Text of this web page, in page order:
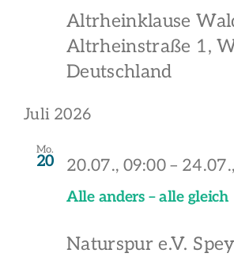
Altrheinklause
Altrheinstraße 1,
Deutschland
Juli 2026
Mo.
20
Alle anders – alle gleich
20.07., 09:00 –
Naturspur e.V.